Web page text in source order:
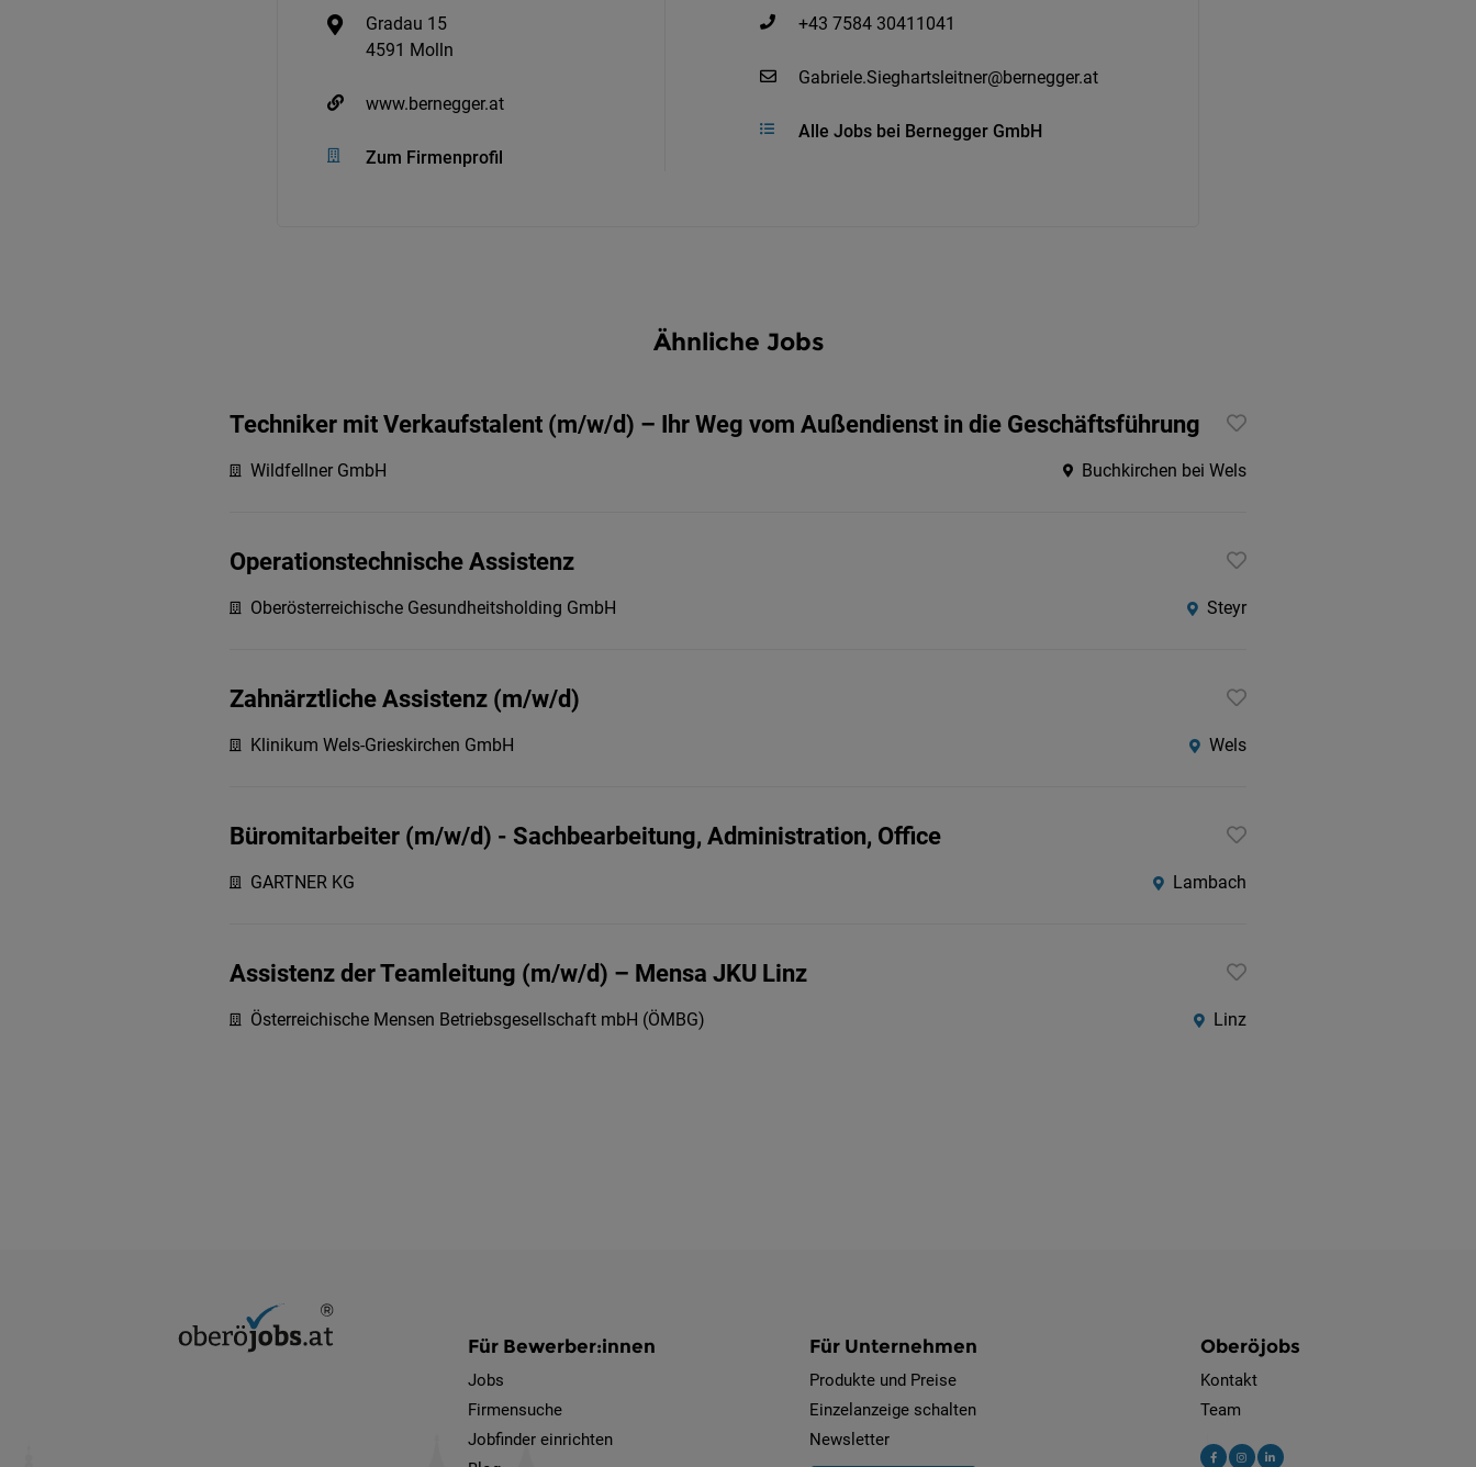
Gradau 15
4591 Molln
www.bernegger.at
Zum Firmenprofil
+43 7584 30411041
Gabriele.Sieghartsleitner@bernegger.at
Alle Jobs bei Bernegger GmbH
Ähnliche Jobs
Techniker mit Verkaufstalent (m/w/d) – Ihr Weg vom Außendienst in die Geschäftsführung
Wildfellner GmbH Buchkirchen bei Wels
Operationstechnische Assistenz
Oberösterreichische Gesundheitsholding GmbH Steyr
Zahnärztliche Assistenz (m/w/d)
Klinikum Wels-Grieskirchen GmbH Wels
Büromitarbeiter (m/w/d) - Sachbearbeitung, Administration, Office
GARTNER KG Lambach
Assistenz der Teamleitung (m/w/d) – Mensa JKU Linz
Österreichische Mensen Betriebsgesellschaft mbH (ÖMBG) Linz
Für Bewerber:innen
Jobs
Firmensuche
Jobfinder einrichten
Für Unternehmen
Produkte und Preise
Einzelanzeige schalten
Newsletter
Oberöjobs
Kontakt
Team